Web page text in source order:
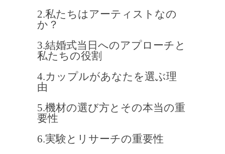
2.私たちはアーティストなの
か？
3.結婚式当日へのアプローチと
私たちの役割
4.カップルがあなたを選ぶ理
由
5.機材の選び方とその本当の重
要性
6.実験とリサーチの重要性